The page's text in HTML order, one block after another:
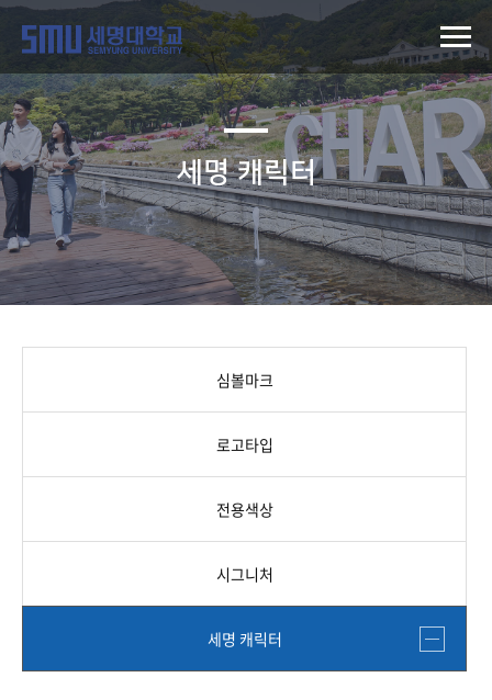
세명 캐릭터
심볼마크
로고타입
전용색상
시그니처
세명 캐릭터